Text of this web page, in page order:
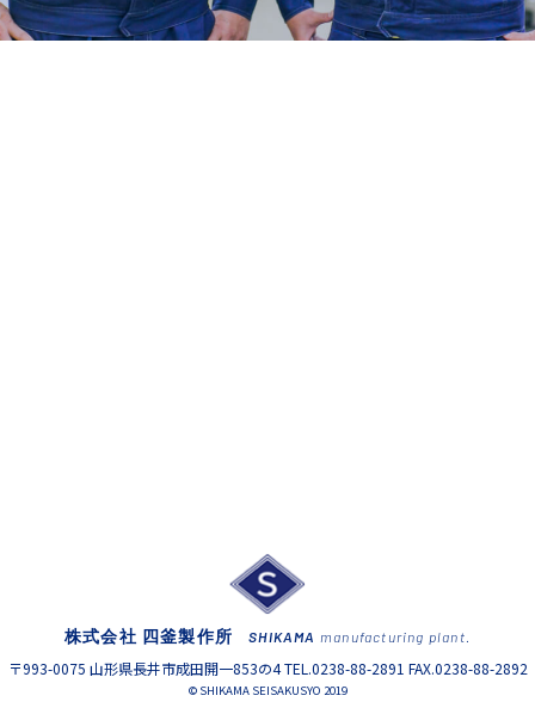
株式会社 四釜製作所 SHIKAMA manufacturing plant.
〒993-0075 山形県長井市成田開一853の4 TEL.0238-88-2891 FAX.0238-88-2892
© SHIKAMA SEISAKUSYO 2019